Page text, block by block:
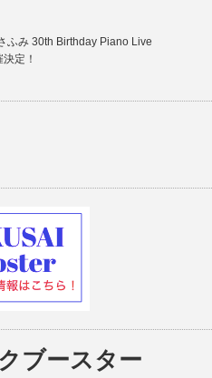
ふみ 30th Birthday Piano Live
定！
ブースター